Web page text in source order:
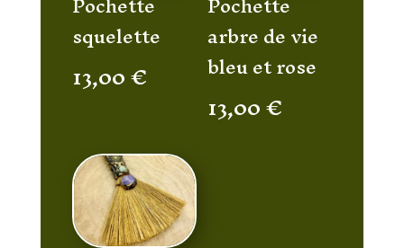
squelette
13,00€
arbre de vie
bleu et rose
13,00€